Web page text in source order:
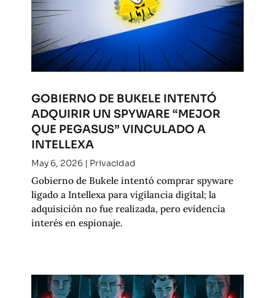
GOBIERNO DE BUKELE INTENTÓ
ADQUIRIR UN SPYWARE “MEJOR
QUE PEGASUS” VINCULADO A
INTELLEXA
May 6, 2026| Privacidad
Gobierno de Bukele intentó comprar spyware
ligado a Intellexa para vigilancia digital; la
adquisición no fue realizada, pero evidencia
interés en espionaje.